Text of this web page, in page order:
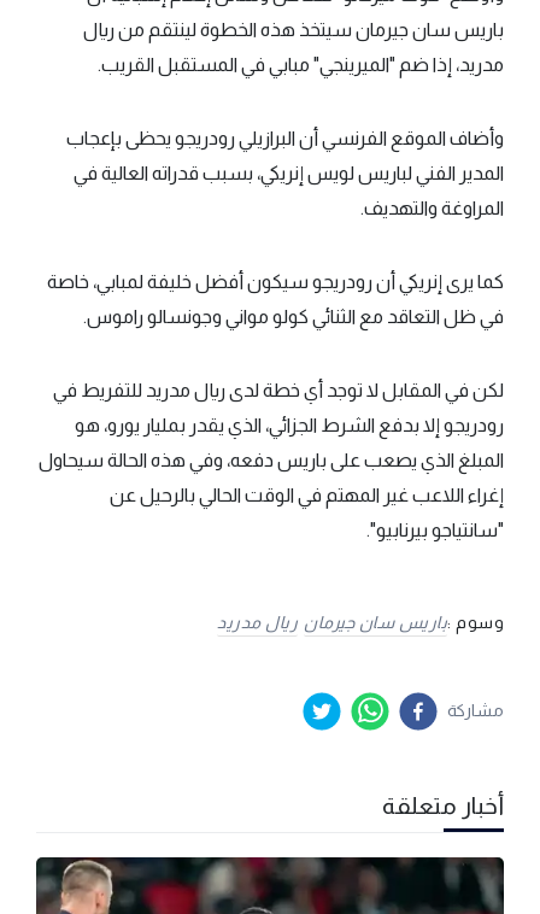
باريس سان جيرمان سيتخذ هذه الخطوة لينتقم من ريال
مدريد، إذا ضم "الميرينجي" مبابي في المستقبل القريب.
وأضاف الموقع الفرنسي أن البرازيلي رودريجو يحظى بإعجاب
المدير الفني لباريس لويس إنريكي، بسبب قدراته العالية في
المراوغة والتهديف.
كما يرى إنريكي أن رودريجو سيكون أفضل خليفة لمبابي، خاصة
في ظل التعاقد مع الثنائي كولو مواني وجونسالو راموس.
لكن في المقابل لا توجد أي خطة لدى ريال مدريد للتفريط في
رودريجو إلا بدفع الشرط الجزائي، الذي يقدر بمليار يورو، هو
المبلغ الذي يصعب على باريس دفعه، وفي هذه الحالة سيحاول
إغراء اللاعب غير المهتم في الوقت الحالي بالرحيل عن
"سانتياجو بيرنابيو".
وسوم :باريس سان جيرمان ريال مدريد
مشاركة
أخبار متعلقة